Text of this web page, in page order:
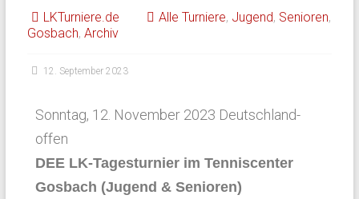
LKTurniere.de Alle Turniere, Jugend, Senioren,
Gosbach, Archiv
12. September 2023
Sonntag, 12. November 2023 Deutschland-
offen
DEE LK-Tagesturnier im Tenniscenter
Gosbach (Jugend & Senioren)